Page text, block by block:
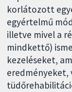
korlátozott
egyértelmű
illetve mivel a
mindkettő)
kezeléseket,
eredményeket,